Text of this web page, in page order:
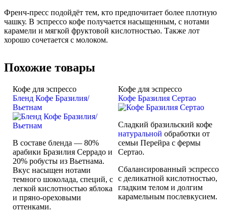
Френч-пресс подойдёт тем, кто предпочитает более плотную
чашку. В эспрессо кофе получается насыщенным, с нотами
карамели и мягкой фруктовой кислотностью. Также лот
хорошо сочетается с молоком.
Похожие товары
Кофе для эспрессо
Кофе Бразилия Сертао
Сладкий бразильский кофе
натуральной обработки от
семьи Перейра с фермы
Сертао.
Сбалансированный эспрессо
с деликатной кислотностью,
гладким телом и долгим
карамельным послевкусием.
Кофе для эспрессо
Бленд Кофе Бразилия/
Вьетнам
В составе бленда — 80%
арабики Бразилия Серрадо и
20% робусты из Вьетнама.
Вкус насыщен нотами
темного шоколада, специй, с
легкой кислотностью яблока
и пряно-ореховыми
оттенками.